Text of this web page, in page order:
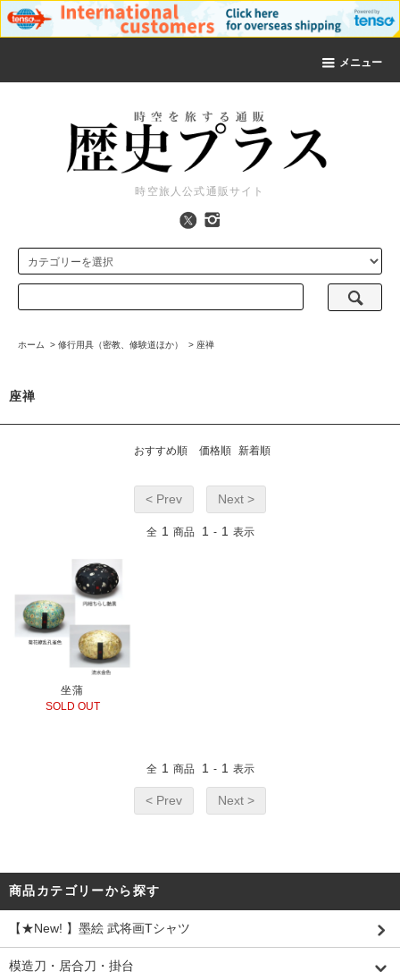
メニュー
時空旅人公式通販サイト
ホーム > 修行用具（密教、修験道ほか） > 座禅
座禅
おすすめ順 価格順 新着順
< Prev Next >
全 1 商品 1 - 1 表示
坐蒲
SOLD OUT
全 1 商品 1 - 1 表示
< Prev Next >
商品カテゴリーから探す
【★New! 】墨絵 武将画Tシャツ
模造刀・居合刀・掛台